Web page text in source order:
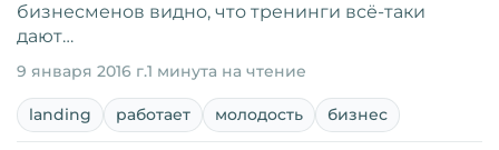
бизнесменов видно, что тренинги всё-таки
дают…
9 января 2016 г.1 минута на чтение
landing работает молодость бизнес